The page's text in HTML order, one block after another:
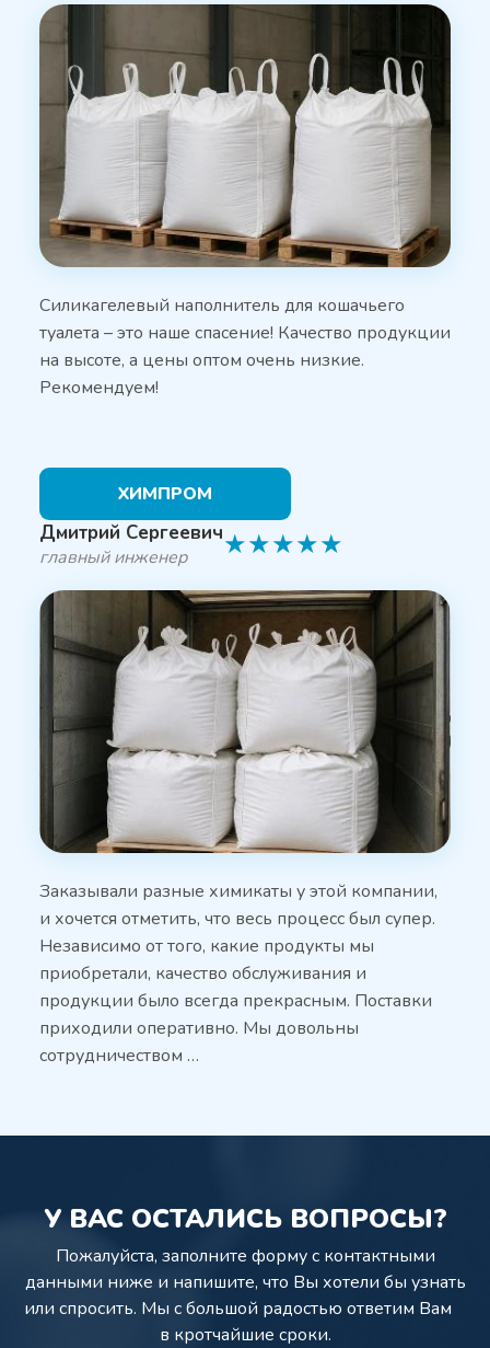
Силикагелевый наполнитель для кошачьего
туалета – это наше спасение! Качество продукции
на высоте, а цены оптом очень низкие.
Рекомендуем!
ХИМПРОМ
Дмитрий Сергеевич
главный инженер ★★★★★
Заказывали разные химикаты у этой компании,
и хочется отметить, что весь процесс был супер.
Независимо от того, какие продукты мы
приобретали, качество обслуживания и
продукции было всегда прекрасным. Поставки
приходили оперативно. Мы довольны
сотрудничеством …
У ВАС ОСТАЛИСЬ ВОПРОСЫ?
Пожалуйста, заполните форму с контактными
данными ниже и напишите, что Вы хотели бы узнать
или спросить. Мы с большой радостью ответим Вам
в кротчайшие сроки.